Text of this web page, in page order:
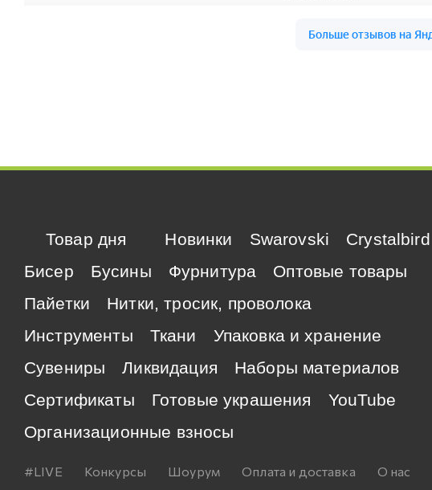
Товар дня Новинки Swarovski
Crystalbird
Бисер
Бусины Фурнитура
Оптовые товары
Пайетки
Нитки, тросик, проволока
Инструменты
Ткани
Упаковка и хранение
Сувениры
Ликвидация
Наборы материалов
Сертификаты
Готовые украшения
YouTube
Организационные взносы
#LIVE Конкурсы Шоурум Оплата и доставка О нас